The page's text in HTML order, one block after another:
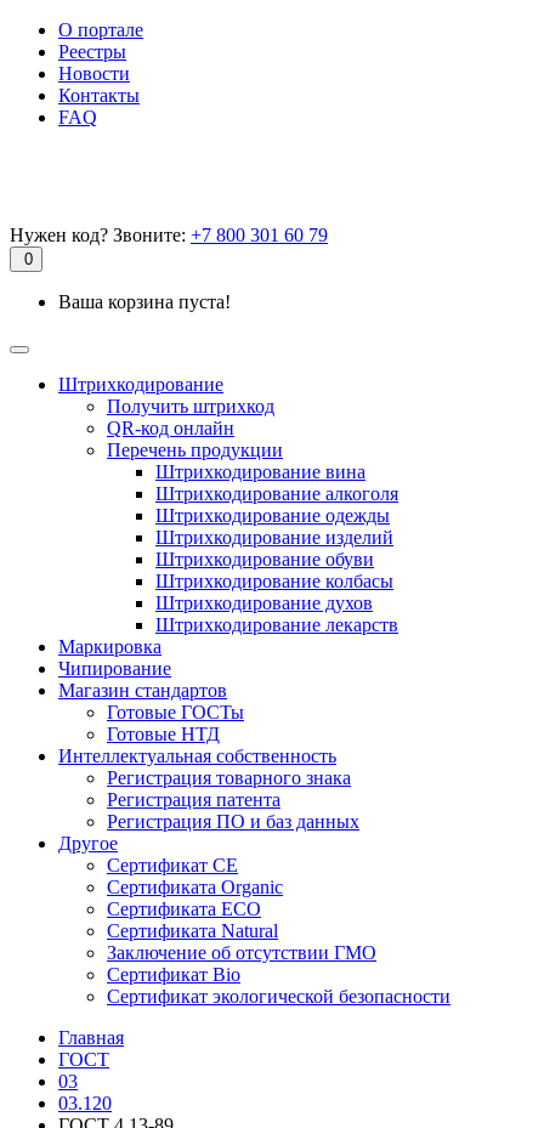
О портале
Реестры
Новости
Контакты
FAQ
Нужен код? Звоните: +7 800 301 60 79
0
Ваша корзина пуста!
Штрихкодирование
Получить штрихкод
QR-код онлайн
Перечень продукции
Штрихкодирование вина
Штрихкодирование алкоголя
Штрихкодирование одежды
Штрихкодирование изделий
Штрихкодирование обуви
Штрихкодирование колбасы
Штрихкодирование духов
Штрихкодирование лекарств
Маркировка
Чипирование
Магазин стандартов
Готовые ГОСТы
Готовые НТД
Интеллектуальная собственность
Регистрация товарного знака
Регистрация патента
Регистрация ПО и баз данных
Другое
Сертификат СЕ
Сертификата Organic
Сертификата ECO
Сертификата Natural
Заключение об отсутствии ГМО
Сертификат Bio
Сертификат экологической безопасности
Главная
ГОСТ
03
03.120